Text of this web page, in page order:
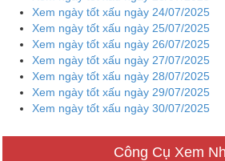
Xem ngày tốt xấu ngày 24/07/2025
Xem ngày tốt xấu ngày 25/07/2025
Xem ngày tốt xấu ngày 26/07/2025
Xem ngày tốt xấu ngày 27/07/2025
Xem ngày tốt xấu ngày 28/07/2025
Xem ngày tốt xấu ngày 29/07/2025
Xem ngày tốt xấu ngày 30/07/2025
Công Cụ Xem